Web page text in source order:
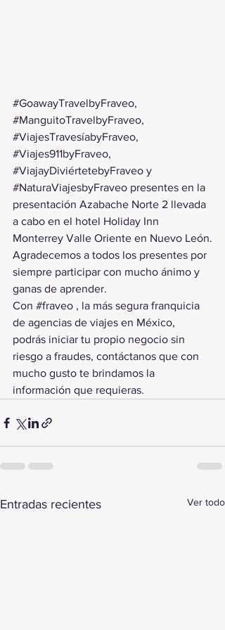
#GoawayTravelbyFraveo,
#ManguitoTravelbyFraveo,
#ViajesTravesíabyFraveo,
#Viajes911byFraveo,
#ViajayDiviértetebyFraveo y
#NaturaViajesbyFraveo presentes en la
presentación Azabache Norte 2 llevada
a cabo en el hotel Holiday Inn
Monterrey Valle Oriente en Nuevo León.
Agradecemos a todos los presentes por
siempre participar con mucho ánimo y
ganas de aprender.
Con #fraveo , la más segura franquicia
de agencias de viajes en México,
podrás iniciar tu propio negocio sin
riesgo a fraudes, contáctanos que con
mucho gusto te brindamos la
información que requieras.
Entradas recientes Ver todo